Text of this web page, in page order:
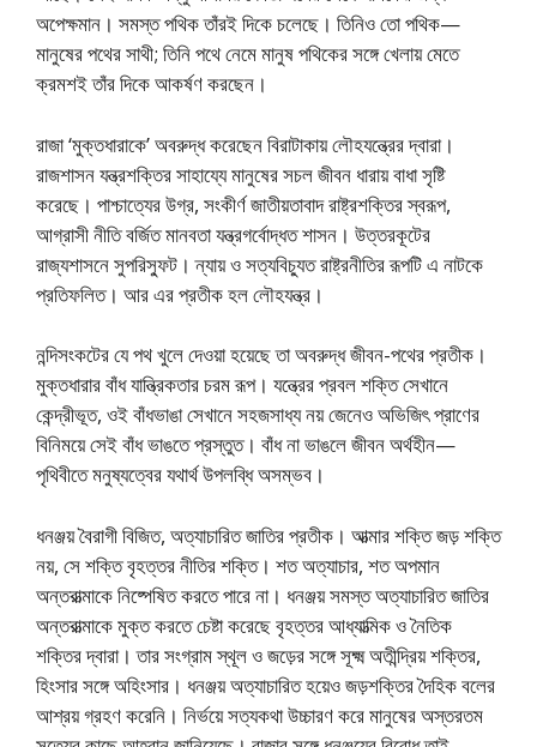
অপেক্ষমান। সমস্ত পথিক তাঁরই দিকে চলেছে। তিনিও তো পথিক—
মানুষের পথের সাথী; তিনি পথে নেমে মানুষ পথিকের সঙ্গে খেলায় মেতে
ক্রমশই তাঁর দিকে আকর্ষণ করছেন।
রাজা ‘মুক্তধারাকে’ অবরুদ্ধ করেছেন বিরাটাকায় লৌহযন্ত্রের দ্বারা।
রাজশাসন যন্ত্রশক্তির সাহায্যে মানুষের সচল জীবন ধারায় বাধা সৃষ্টি
করেছে। পাশ্চাত্যের উগ্র, সংকীর্ণ জাতীয়তাবাদ রাষ্ট্রশক্তির স্বরূপ,
আগ্রাসী নীতি বর্জিত মানবতা যন্ত্রগর্বোদ্ধত শাসন। উত্তরকূটের
রাজ্যশাসনে সুপরিস্ফুট। ন্যায় ও সত্যবিচ্যুত রাষ্ট্রনীতির রূপটি এ নাটকে
প্রতিফলিত। আর এর প্রতীক হল লৌহযন্ত্র।
নন্দিসংকটের যে পথ খুলে দেওয়া হয়েছে তা অবরুদ্ধ জীবন-পথের প্রতীক।
মুক্তধারার বাঁধ যান্ত্রিকতার চরম রূপ। যন্ত্রের প্রবল শক্তি সেখানে
কেন্দ্রীভূত, ওই বাঁধভাঙা সেখানে সহজসাধ্য নয় জেনেও অভিজিৎ প্রাণের
বিনিময়ে সেই বাঁধ ভাঙতে প্রস্তুত। বাঁধ না ভাঙলে জীবন অর্থহীন—
পৃথিবীতে মনুষ্যত্বের যথার্থ উপলব্ধি অসম্ভব।
ধনঞ্জয় বৈরাগী বিজিত, অত্যাচারিত জাতির প্রতীক। আত্মার শক্তি জড় শক্তি
নয়, সে শক্তি বৃহত্তর নীতির শক্তি। শত অত্যাচার, শত অপমান
অন্তরাত্মাকে নিষ্পেষিত করতে পারে না। ধনঞ্জয় সমস্ত অত্যাচারিত জাতির
অন্তরাত্মাকে মুক্ত করতে চেষ্টা করেছে বৃহত্তর আধ্যাত্মিক ও নৈতিক
শক্তির দ্বারা। তার সংগ্রাম স্থূল ও জড়ের সঙ্গে সূক্ষ্ম অতীন্দ্রিয় শক্তির,
হিংসার সঙ্গে অহিংসার। ধনঞ্জয় অত্যাচারিত হয়েও জড়শক্তির দৈহিক বলের
আশ্রয় গ্রহণ করেনি। নির্ভয়ে সত্যকথা উচ্চারণ করে মানুষের অস্তরতম